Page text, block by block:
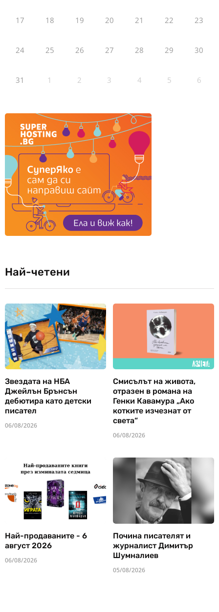
17 18 19 20 21 22 23
24 25 26 27 28 29 30
31 1 2 3 4 5 6
Най-четени
Звездата на НБА
Джейлън Брънсън
дебютира като детски
писател
06/08/2026
Смисълът на живота,
отразен в романа на
Генки Кавамура „Ако
котките изчезнат от
света“
06/08/2026
Най-продаваните - 6
август 2026
06/08/2026
Почина писателят и
журналист Димитър
Шумналиев
05/08/2026